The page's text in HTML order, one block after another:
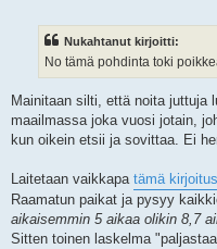
Nukahtanut kirjoitti:
No tämä pohdinta toki
Mainitaan silti, että noita juttuja
maailmassa joka vuosi jotain,
kun oikein etsii ja sovittaa. Ei
Laitetaan vaikkapa tämä kirjoitus
Raamatun paikat ja pysyy
aikaisemmin 5 aikaa olikin 8,7
Sitten toinen laskelma